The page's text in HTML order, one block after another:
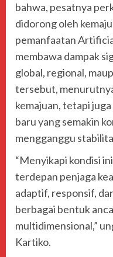
bahwa, pesatnya
didorong oleh
pemanfaatan
membawa dampak
global, regional,
tersebut,
kemajuan, tetapi
baru yang semakin
mengganggu
“Menyikapi kondisi
terdepan penjaga
adaptif, responsif,
berbagai bentuk
multidimensional,”
Kartiko.